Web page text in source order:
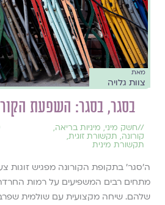
מאת
צוות גלויה
בסגר, בסגר: השפעת
//חשק מיני, מיניות בריאה,
קורונה, תקשורת זוגית,
תקשורת מינית
ה׳סגר׳ בתקופת הקורונה מפגיש זוגות
מתחים רבים המשפיעים על רמות
שלהם. שיחה מקצועית עם שולמית